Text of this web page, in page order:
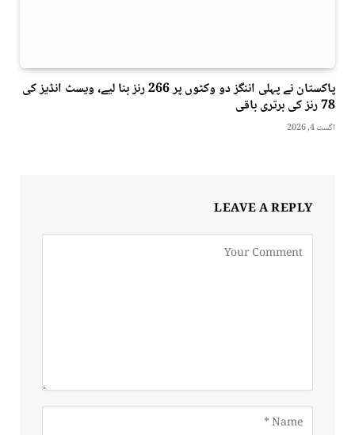
پاکستان نے پہلی اننگز دو وکٹوں پر 266 رنز بنا لیے، ویسٹ انڈیز کی
78 رنز کی برتری باقی
اگست 4, 2026
LEAVE A REPLY